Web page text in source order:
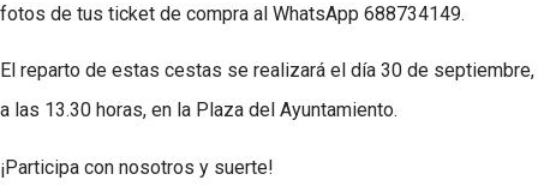
fotos de tus ticket de compra al WhatsApp 688734149.
El reparto de estas cestas se realizará el día 30 de septiembre,
a las 13.30 horas, en la Plaza del Ayuntamiento.
¡Participa con nosotros y suerte!